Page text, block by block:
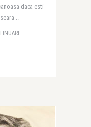
daca esti
..